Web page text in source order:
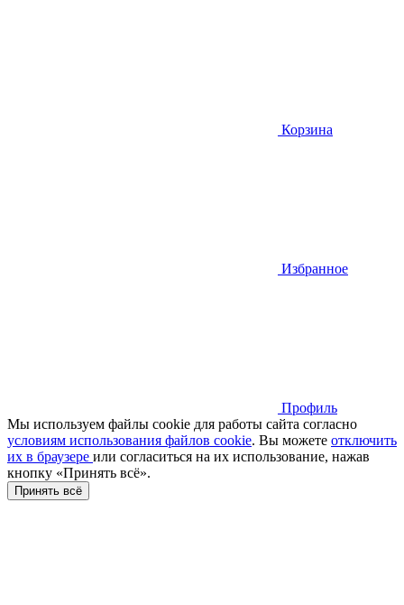
Корзина
Избранное
Профиль
Мы используем файлы cookie для работы сайта согласно
условиям использования файлов cookie. Вы можете отключить
их в браузере или cогласиться на их использование, нажав
кнопку «Принять всё».
Принять всё